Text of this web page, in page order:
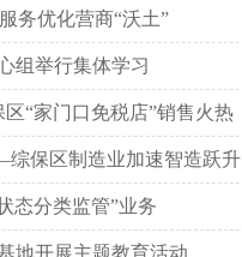
务优化营商“沃土”
组举行集体学习
“家门口免税店”销售火热
保区制造业加速智造跃升
态分类监管”业务
地开展主题教育活动